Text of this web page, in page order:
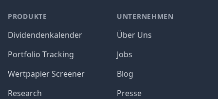
PRODUKTE
Dividendenkalender
Portfolio Tracking
Wertpapier Screener
Research
UNTERNEHMEN
Über Uns
Jobs
Blog
Presse